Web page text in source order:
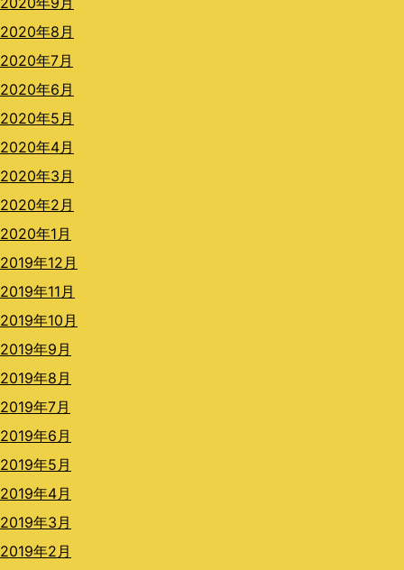
2020年8月
2020年7月
2020年6月
2020年5月
2020年4月
2020年3月
2020年2月
2020年1月
2019年12月
2019年11月
2019年10月
2019年9月
2019年8月
2019年7月
2019年6月
2019年5月
2019年4月
2019年3月
2019年2月